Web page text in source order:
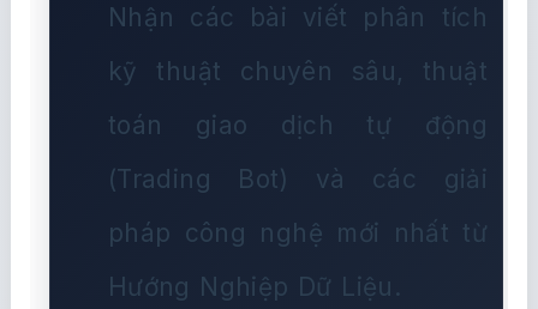
Nhận các bài viết phân tích
kỹ thuật chuyên sâu, thuật
toán giao dịch tự động
(Trading Bot) và các giải
pháp công nghệ mới nhất từ
Hướng Nghiệp Dữ Liệu.